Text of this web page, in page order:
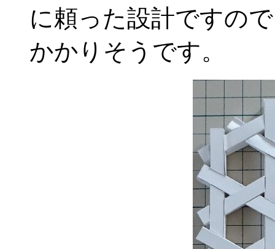
に頼った設計ですの
かかりそうです。